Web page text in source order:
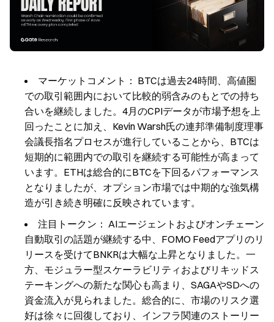
マーケットコメント： BTCは過去24時間、高値圏
での取引範囲内において比較的弱含みのもとでの持ち
合いを継続しました。4月のCPIデータが市場予想を上
回ったことに加え、Kevin Warsh氏の連邦準備制度理事
会議長指名プロセスが進行していることから、BTCは
短期的に範囲内での取引を継続する可能性が高まって
います。ETHは総合的にBTCを下回るパフォーマンス
となりましたが、オプション市場では中期的な強気構
造が引き続き明確に反映されています。
注目トークン： AIエージェントおよびオンチェーン
自動取引の話題が継続する中、FOMO Feedアプリのリ
リースを受けてBNKRは大幅な上昇となりました。一
方、モジュラー型スケーラビリティおよびリキッドス
テーキングへの新たな関心も高まり、SAGAやSDへの
資金流入が見られました。総合的に、市場のリスク選
好は徐々に回復しており、インフラ関連のストーリー